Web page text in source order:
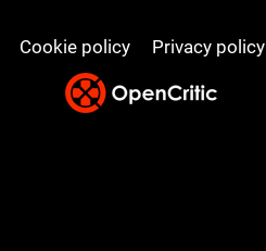
Cookie policy Privacy policy